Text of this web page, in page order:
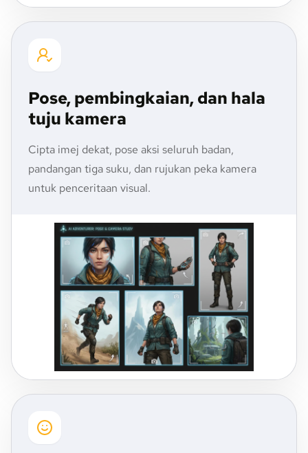
Pose, pembingkaian, dan hala
tuju kamera
Cipta imej dekat, pose aksi seluruh badan,
pandangan tiga suku, dan rujukan peka kamera
untuk penceritaan visual.